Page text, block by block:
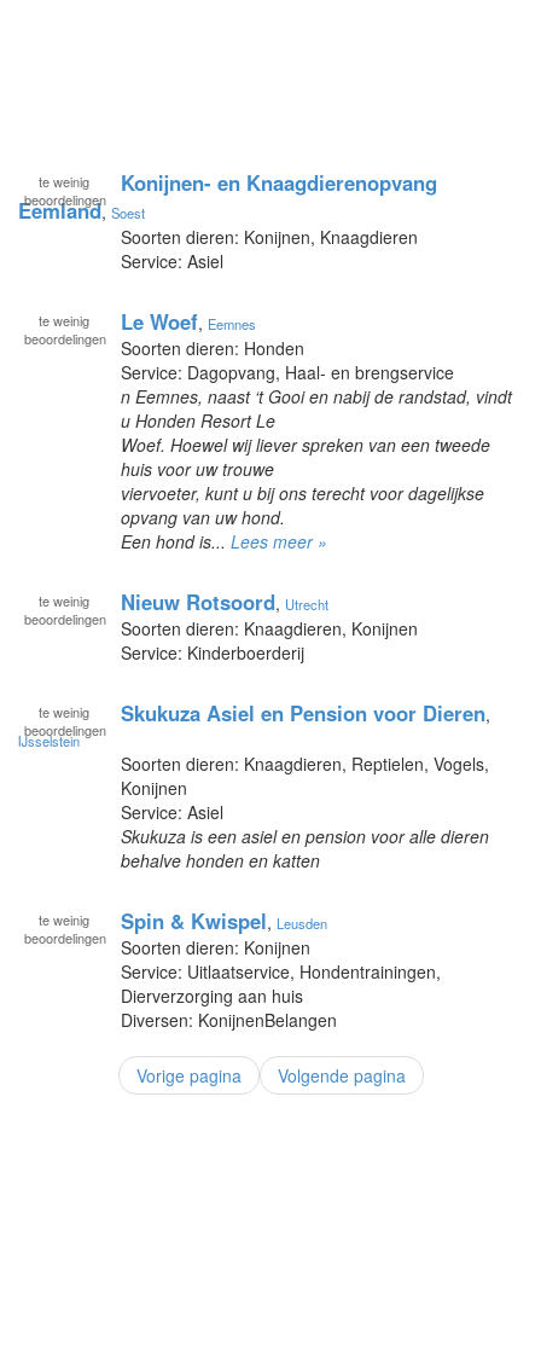
te weinig
beoordelingen
Konijnen- en Knaagdierenopvang
Eemland, Soest
Soorten dieren: Konijnen, Knaagdieren
Service: Asiel
te weinig
beoordelingen
Le Woef, Eemnes
Soorten dieren: Honden
Service: Dagopvang, Haal- en brengservice
n Eemnes, naast ‘t Gooi en nabij de randstad, vindt
u Honden Resort Le
Woef. Hoewel wij liever spreken van een tweede
huis voor uw trouwe
viervoeter, kunt u bij ons terecht voor dagelijkse
opvang van uw hond.
Een hond is... Lees meer »
te weinig
beoordelingen
Nieuw Rotsoord, Utrecht
Soorten dieren: Knaagdieren, Konijnen
Service: Kinderboerderij
te weinig
beoordelingen
Skukuza Asiel en Pension voor Dieren,
IJsselstein
Soorten dieren: Knaagdieren, Reptielen, Vogels,
Konijnen
Service: Asiel
Skukuza is een asiel en pension voor alle dieren
behalve honden en katten
te weinig
beoordelingen
Spin & Kwispel, Leusden
Soorten dieren: Konijnen
Service: Uitlaatservice, Hondentrainingen,
Dierverzorging aan huis
Diversen: KonijnenBelangen
Vorige pagina Volgende pagina